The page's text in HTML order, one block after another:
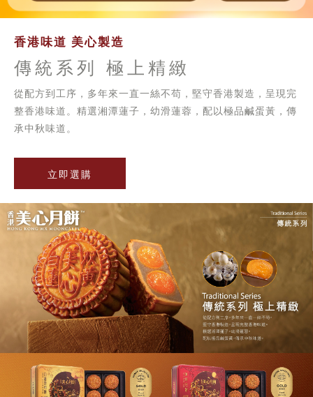
香港味道 美心製造
傳統系列 極上精緻
從配方到工序，多年來一直一絲不苟，堅守香港製造，呈現完
整香港味道。精選湘潭蓮子，幼滑蓮蓉，配以極品鹹蛋黃，傳
承中秋味道。
立即選購